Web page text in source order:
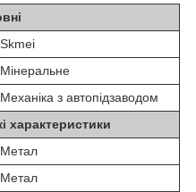
Skmei
Мінеральне
Механіка з автопідзаводом
характеристики
Метал
Метал